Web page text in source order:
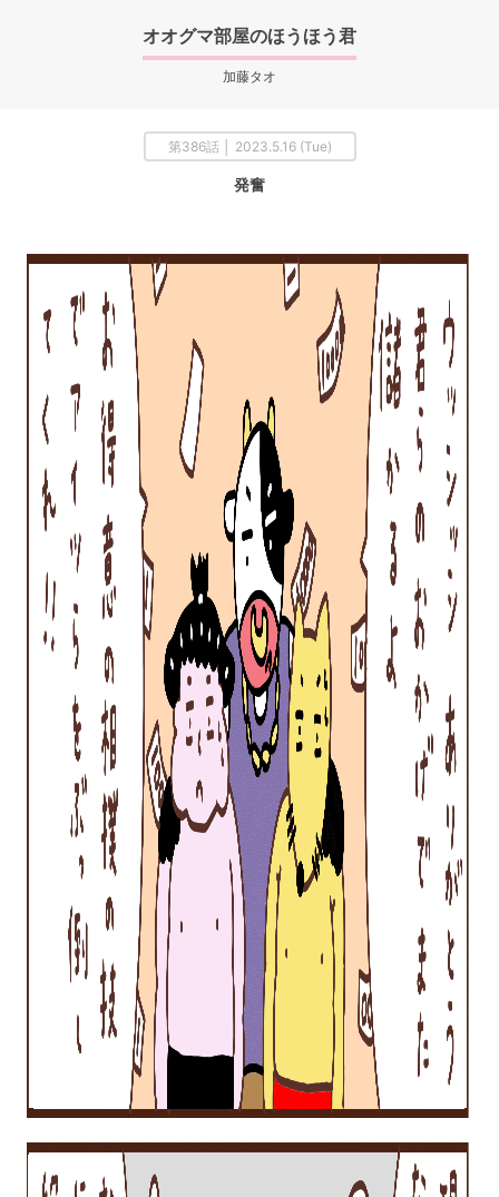
オオグマ部屋のほうほう君
加藤タオ
第386話 │ 2023.5.16 (Tue)
発奮